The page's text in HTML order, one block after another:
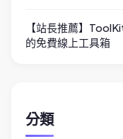
【站長推薦】
的免費線上工具箱
分類